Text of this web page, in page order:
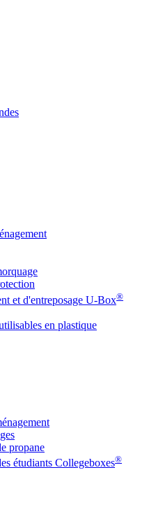
et d'entreposage U-Box®
en plastique
propane
étudiants Collegeboxes®